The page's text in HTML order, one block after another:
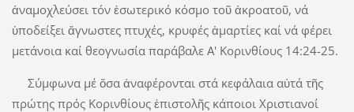
ἀναμοχλεύσει τόν ἐσωτερικό κόσμο τοῦ ἀκροατοῦ, νά
ὑποδείξει ἄγνωστες πτυχές, κρυφές ἁμαρτίες καί νά φέρει
μετάνοια καί θεογνωσία παράβαλε Α' Κορινθίους 14:24-25.
Σύμφωνα μέ ὅσα ἀναφέρονται στά κεφάλαια αὐτά τῆς
πρώτης πρός Κορινθίους ἐπιστολῆς κάποιοι Χριστιανοί